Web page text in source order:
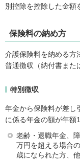
別控除を控除した金額
保険料の納め方
介護保険料を納める方
普通徴収（納付書また
特別徴収
年金から保険料が差し
に係る年金の額が年額
老齢・退職年金、
万円を超える場合
歳になられた方、